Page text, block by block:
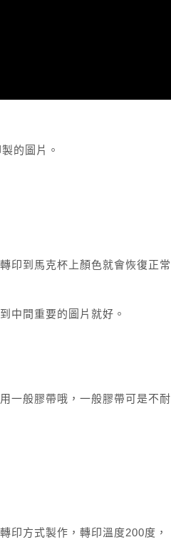
的圖片。
印到馬克杯上顏色就會恢復正常
中間重要的圖片就好。
一般膠帶哦，一般膠帶可是不耐
印方式製作，轉印溫度200度，